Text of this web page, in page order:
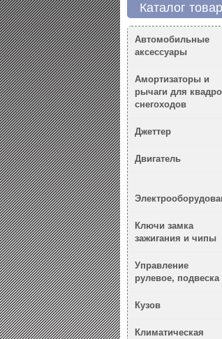
Каталог
Автомобильные
аксессуары
Амортизаторы и
рычаги для
снегоходов
Джеттер
Двигатель
Ключи замка
зажигания и чипы
Управление
рулевое, подвеска
Кузов
Климатическая